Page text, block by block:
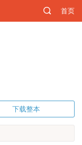
首页
下载整本